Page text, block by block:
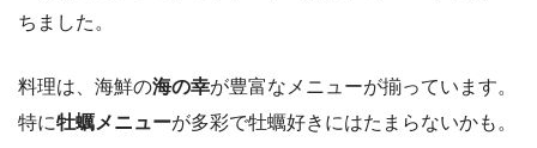
ちました。
料理は、海鮮の海の幸が豊富なメニューが揃っています。
特に牡蠣メニューが多彩で牡蠣好きにはたまらないかも。